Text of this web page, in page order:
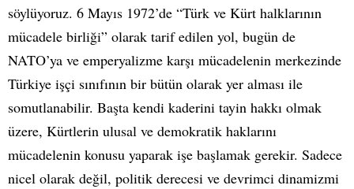
söylüyoruz. 6 Mayıs 1972’de “Türk ve Kürt halklarının
mücadele birliği” olarak tarif edilen yol, bugün de
NATO’ya ve emperyalizme karşı mücadelenin merkezinde
Türkiye işçi sınıfının bir bütün olarak yer alması ile
somutlanabilir. Başta kendi kaderini tayin hakkı olmak
üzere, Kürtlerin ulusal ve demokratik haklarını
mücadelenin konusu yaparak işe başlamak gerekir. Sadece
nicel olarak değil, politik derecesi ve devrimci dinamizmi